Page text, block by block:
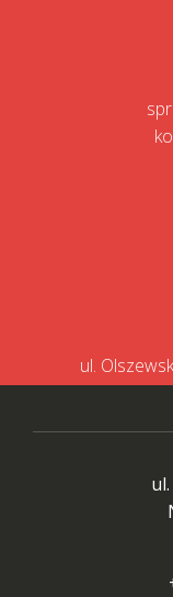
ul.